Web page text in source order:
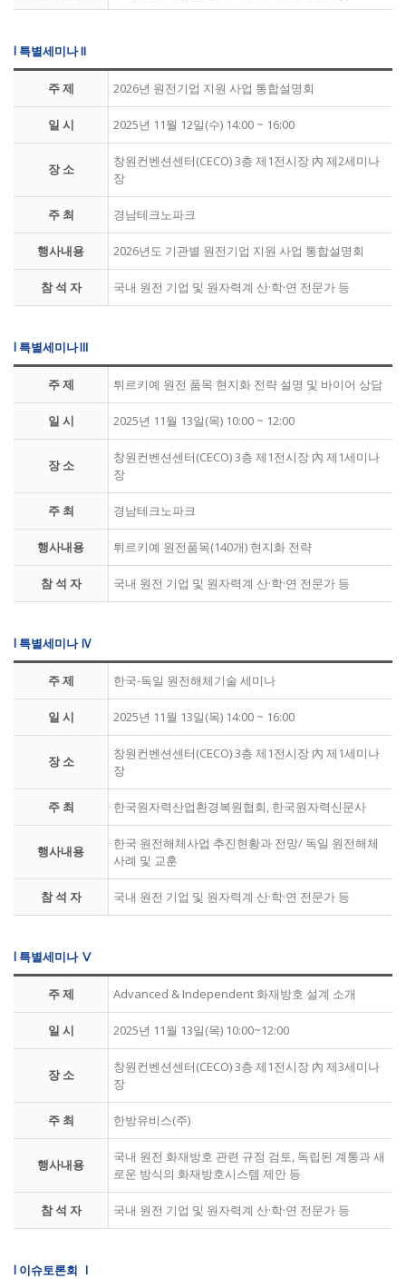
l 특별세미나 II
주 제 2026년 원전기업 지원 사업 통합설명회
일 시 2025년 11월 12일(수) 14:00 ~ 16:00
장 소
창원컨벤션센터(CECO) 3층 제1전시장 內 제2세미나
장
주 최 경남테크노파크
행사내용 2026년도 기관별 원전기업 지원 사업 통합설명회
참 석 자 국내 원전 기업 및 원자력계 산·학·연 전문가 등
l 특별세미나Ⅲ
주 제 튀르키예 원전 품목 현지화 전략 설명 및 바이어 상담
일 시 2025년 11월 13일(목) 10:00 ~ 12:00
장 소
창원컨벤션센터(CECO) 3층 제1전시장 內 제1세미나
장
주 최 경남테크노파크
행사내용 튀르키예 원전품목(140개) 현지화 전략
참 석 자 국내 원전 기업 및 원자력계 산·학·연 전문가 등
l 특별세미나 Ⅳ
주 제 한국-독일 원전해체기술 세미나
일 시 2025년 11월 13일(목) 14:00 ~ 16:00
장 소
창원컨벤션센터(CECO) 3층 제1전시장 內 제1세미나
장
주 최 한국원자력산업환경복원협회, 한국원자력신문사
행사내용
한국 원전해체사업 추진현황과 전망/ 독일 원전해체
사례 및 교훈
참 석 자 국내 원전 기업 및 원자력계 산·학·연 전문가 등
l 특별세미나 Ⅴ
주 제 Advanced & Independent 화재방호 설계 소개
일 시 2025년 11월 13일(목) 10:00~12:00
장 소
창원컨벤션센터(CECO) 3층 제1전시장 內 제3세미나
장
주 최 한방유비스(주)
행사내용
국내 원전 화재방호 관련 규정 검토, 독립된 계통과 새
로운 방식의 화재방호시스템 제안 등
참 석 자 국내 원전 기업 및 원자력계 산·학·연 전문가 등
l 이슈토론회 Ⅰ